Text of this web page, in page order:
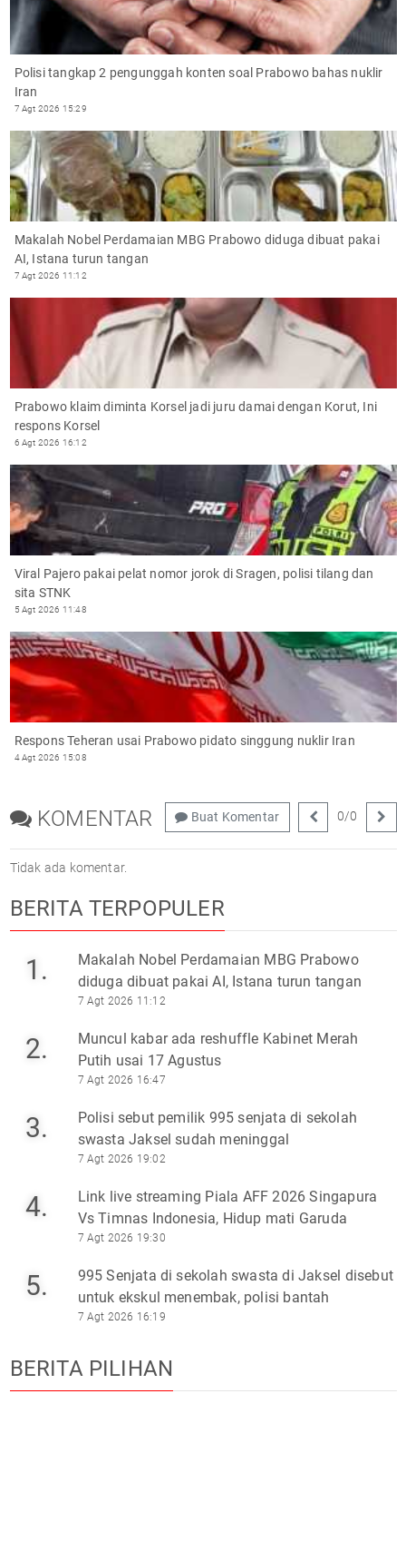
Polisi tangkap 2 pengunggah konten soal Prabowo bahas nuklir
Iran
7 Agt 2026 15:29
Makalah Nobel Perdamaian MBG Prabowo diduga dibuat pakai
AI, Istana turun tangan
7 Agt 2026 11:12
Prabowo klaim diminta Korsel jadi juru damai dengan Korut, Ini
respons Korsel
6 Agt 2026 16:12
Viral Pajero pakai pelat nomor jorok di Sragen, polisi tilang dan
sita STNK
5 Agt 2026 11:48
Respons Teheran usai Prabowo pidato singgung nuklir Iran
4 Agt 2026 15:08
KOMENTAR Buat Komentar 0/0
Tidak ada komentar.
BERITA TERPOPULER
1.
Makalah Nobel Perdamaian MBG Prabowo
diduga dibuat pakai AI, Istana turun tangan
7 Agt 2026 11:12
2.
Muncul kabar ada reshuffle Kabinet Merah
Putih usai 17 Agustus
7 Agt 2026 16:47
3.
Polisi sebut pemilik 995 senjata di sekolah
swasta Jaksel sudah meninggal
7 Agt 2026 19:02
4.
Link live streaming Piala AFF 2026 Singapura
Vs Timnas Indonesia, Hidup mati Garuda
7 Agt 2026 19:30
5.
995 Senjata di sekolah swasta di Jaksel disebut
untuk ekskul menembak, polisi bantah
7 Agt 2026 16:19
BERITA PILIHAN